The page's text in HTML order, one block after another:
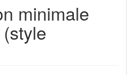
minimale